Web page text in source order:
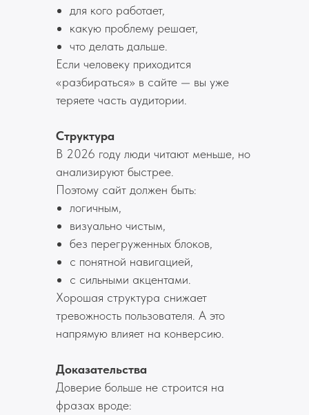
для кого работает,
какую проблему решает,
что делать дальше.
Если человеку приходится
«разбираться» в сайте — вы уже
теряете часть аудитории.
Структура
В 2026 году люди читают меньше, но
анализируют быстрее.
Поэтому сайт должен быть:
логичным,
визуально чистым,
без перегруженных блоков,
с понятной навигацией,
с сильными акцентами.
Хорошая структура снижает
тревожность пользователя. А это
напрямую влияет на конверсию.
Доказательства
Доверие больше не строится на
фразах вроде: